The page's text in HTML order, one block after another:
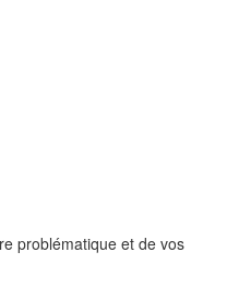
problématique et de vos